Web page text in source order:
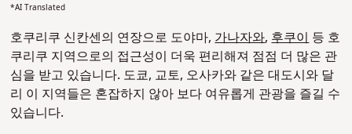
*AI Translated
호쿠리쿠 신칸센의 연장으로 도야마,가나자와,후쿠이등 호
쿠리쿠 지역으로의 접근성이 더욱 편리해져 점점 더 많은 관
심을 받고 있습니다. 도쿄, 교토, 오사카와 같은 대도시와 달
리 이 지역들은 혼잡하지 않아 보다 여유롭게 관광을 즐길 수
있습니다.